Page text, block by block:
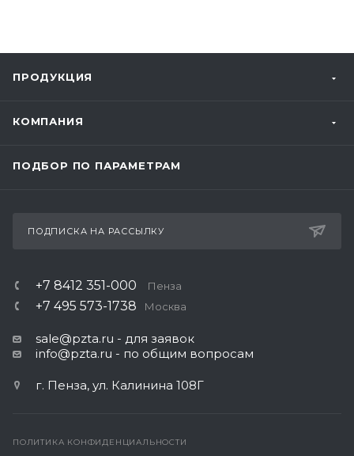
ПРОДУКЦИЯ
КОМПАНИЯ
ПОДБОР ПО ПАРАМЕТРАМ
ПОДПИСКА НА РАССЫЛКУ
+7 8412 351-000 Пенза
+7 495 573-1738 Москва
sale@pzta.ru - для заявок
info@pzta.ru - по общим вопросам
г. Пенза, ул. Калинина 108Г
ПОЛИТИКА КОНФИДЕНЦИАЛЬНОСТИ